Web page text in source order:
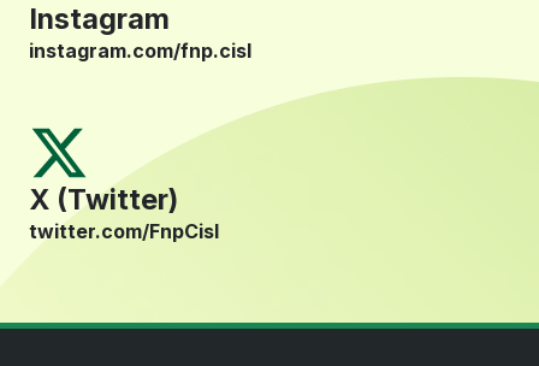
Instagram
instagram.com/fnp.cisl
X (Twitter)
twitter.com/FnpCisl